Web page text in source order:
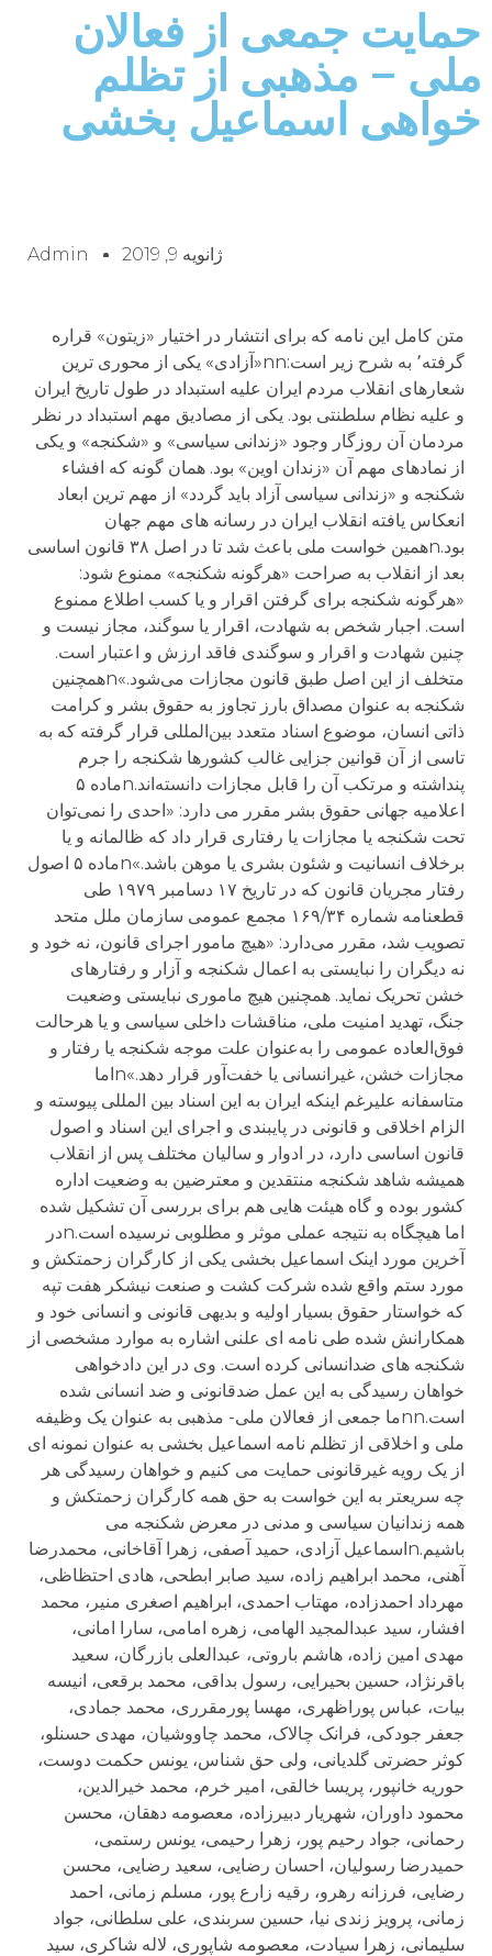
حمایت جمعی از فعالان
ملی – مذهبی از تظلم
خواهی اسماعیل بخشی
ژانویه 9, 2019 Admin
متن کامل این نامه که برای انتشار در اختیار «زیتون» قراره
گرفته٬ به شرح زیر است:nn«آزادی» یکی از محوری ترین
شعارهای انقلاب مردم ایران علیه استبداد در طول تاریخ ایران
و علیه نظام سلطنتی بود. یکی از مصادیق مهم استبداد در نظر
مردمان آن روزگار وجود «زندانی سیاسی» و «شکنجه» و یکی
از نمادهای مهم آن «زندان اوین» بود. همان گونه که افشاء
شکنجه و «زندانی سیاسی آزاد باید گردد» از مهم ترین ابعاد
انعکاس یافته انقلاب ایران در رسانه های مهم جهان
بود.nهمین خواست ملی باعث شد تا در اصل ۳۸ قانون اساسی
بعد از انقلاب به صراحت «هرگونه شکنجه» ممنوع شود:
«هرگونه شکنجه برای گرفتن اقرار و یا کسب اطلاع ممنوع
است. اجبار شخص به شهادت، اقرار یا سوگند، مجاز نیست و
چنین شهادت و اقرار و سوگندی فاقد ارزش و اعتبار است.
متخلف از این اصل طبق قانون مجازات می‌شود.»nهمچنین
شکنجه به‌ عنوان مصداق بارز تجاوز به حقوق بشر و کرامت
ذاتی انسان، موضوع اسناد متعدد بین‌المللی قرار گرفته که به
تاسی از آن قوانین جزایی غالب کشورها شکنجه را جرم
پنداشته و مرتکب آن را قابل مجازات دانسته‌اند.nماده ۵
اعلامیه‌ جهانی حقوق بشر مقرر می دارد: «احدی را نمی‌توان
تحت شکنجه یا مجازات یا رفتاری قرار داد که ظالمانه و یا
برخلاف انسانیت و شئون بشری یا موهن باشد.»nماده ۵ اصول
رفتار مجریان قانون که در تاریخ ۱۷ دسامبر ۱۹۷۹ طی
قطعنامه‌ شماره‌ ۱۶۹/۳۴ مجمع عمومی سازمان ملل متحد
تصویب شد، مقرر می‌دارد: «هیچ مامور اجرای قانون، نه خود و
نه دیگران را نبایستی به اعمال شکنجه و آزار و رفتارهای
خشن تحریک نماید. همچنین هیچ ماموری نبایستی وضعیت
جنگ، تهدید امنیت ملی، مناقشات داخلی سیاسی و یا هرحالت
فوق‌العاده عمومی را به‌عنوان علت موجه شکنجه یا رفتار و
مجازات خشن، غیرانسانی یا خفت‌آور قرار دهد.»nاما
متاسفا‌نه علیرغم اینکه ایران به این اسناد بین المللی پیوسته و
الزام اخلاقی و قانونی در پایبندی و اجرای این اسناد و اصول
قانون اساسی دارد، در ادوار و سالیان مختلف پس از انقلاب
همیشه شاهد شکنجه منتقدین و معترضین به وضعیت اداره
کشور بوده و گاه هیئت هایی هم برای بررسی آن تشکیل شده
اما هیچگاه به نتیجه عملی موثر و مطلوبی نرسیده است.nدر
آخرین مورد اینک اسماعیل بخشی یکی از کارگران زحمتکش و
مورد ستم واقع شده شرکت کشت و صنعت نیشکر هفت تپه
که خواستار حقوق بسیار اولیه و بدیهی قانونی و انسانی خود و
همکارانش شده طی نامه ای علنی اشاره به موارد مشخصی از
شکنجه های ضدانسانی کرده است. وی در این دادخواهی
خواهان رسیدگی به این عمل ضدقانونی و ضد انسانی شده
است.nnما جمعی از فعالان ملی- مذهبی به عنوان یک وظیفه
ملی و اخلاقی از تظلم نامه اسماعیل بخشی به عنوان نمونه ای
از یک رویه غیرقانونی حمایت می کنیم و خواهان رسیدگی هر
چه سریعتر به این خواست به حق همه کارگران زحمتکش و
همه زندانیان سیاسی و مدنی در معرض شکنجه می
باشیم.nاسماعیل آزادی، حمید آصفی، زهرا آقاخانی، محمدرضا
آهنی، محمد ابراهیم زاده، سید صابر ابطحی، هادی احتظاظی،
مهرداد احمدزاده، مهتاب احمدی، ابراهیم اصغری منیر، محمد
افشار، سید عبدالمجید الهامی، زهره امامی، سارا امانی،
مهدی امین زاده، هاشم باروتی، عبدالعلی بازرگان، سعید
باقرنژاد، حسین بحیرایی، رسول بداقی، محمد برقعی، انیسه
بیات، عباس پوراظهری، مهسا پورمقرری، محمد جمادی،
جعفر جودکی، فرانک چالاک، محمد چاووشیان، مهدی حسنلو،
کوثر حضرتی گلدیانی، ولی حق شناس، یونس حکمت دوست،
حوریه خانپور، پریسا خالقی، امیر خرم، محمد خیرالدین،
محمود داوران، شهریار دبیرزاده، معصومه دهقان، محسن
رحمانی، جواد رحیم پور، زهرا رحیمی، یونس رستمی،
حمیدرضا رسولیان، احسان رضایی، سعید رضایی، محسن
رضایی، فرزانه رهرو، رقیه زارع پور، مسلم زمانی، احمد
زمانی، پرویز زندی نیا، حسین سربندی، علی سلطانی، جواد
سلیمانی، زهرا سیادت، معصومه شاپوری، لاله شاکری، سید